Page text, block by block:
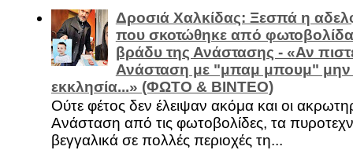
Δροσιά Χαλκίδας: Ξεσπά η
που σκοτώθηκε από φωτοβολίδα
βράδυ της Ανάστασης - «Αν
Ανάσταση με "μπαμ μπουμ" μην
εκκλησία...» (ΦΩΤΟ & ΒΙΝΤΕΟ)
Ούτε φέτος δεν έλειψαν ακόμα και οι
Ανάσταση από τις φωτοβολίδες, τα
βεγγαλικά σε πολλές περιοχές τη...